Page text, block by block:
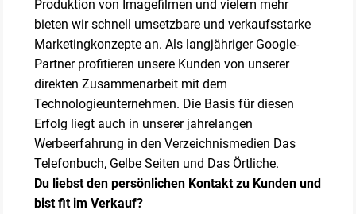
Produktion von Imagefilmen und vielem mehr
bieten wir schnell umsetzbare und verkaufsstarke
Marketingkonzepte an. Als langjähriger Google-
Partner profitieren unsere Kunden von unserer
direkten Zusammenarbeit mit dem
Technologieunternehmen. Die Basis für diesen
Erfolg liegt auch in unserer jahrelangen
Werbeerfahrung in den Verzeichnismedien Das
Telefonbuch, Gelbe Seiten und Das Örtliche.
Du liebst den persönlichen Kontakt zu Kunden und
bist fit im Verkauf?